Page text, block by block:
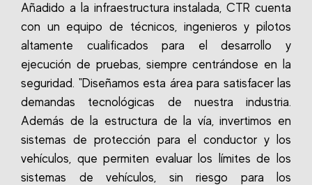
Añadido a la infraestructura instalada, CTR cuenta
con un equipo de técnicos, ingenieros y pilotos
altamente cualificados para el desarrollo y
ejecución de pruebas, siempre centrándose en la
seguridad. "Diseñamos esta área para satisfacer las
demandas tecnológicas de nuestra industria.
Además de la estructura de la vía, invertimos en
sistemas de protección para el conductor y los
vehículos, que permiten evaluar los límites de los
sistemas de vehículos, sin riesgo para los